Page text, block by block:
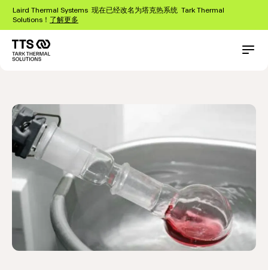
到
Laird Thermal Systems 现在已经改名为塔克热系统 Tark Thermal
Solutions！ 了解更多
applications